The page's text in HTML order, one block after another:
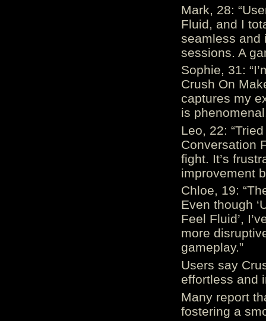
Mark, 28:
Fluid, and I
seamless and
sessions. A
Sophie, 31:
Crush On
captures my
is
Leo, 22:
Conversation
fight. It’s
improvement
Chloe, 19:
Even though
Feel Fluid’,
more
gameplay.”
Users say
effortless and
Many report
fostering a